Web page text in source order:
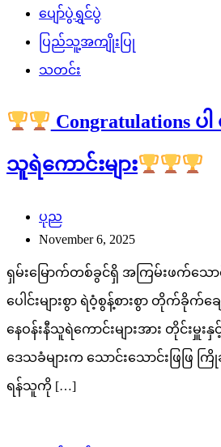
ပျော်ပွဲရွှင်ပွဲ
ပြည်သူ့အကျိုးပြု
သတင်း
Congratulations ပါ
သူရဲကောင်းများ
ပုည
November 6, 2025
ရှမ်းမြောက်တစ်ခွင်ရှိ အကြမ်းဖက်သေ
ပေါင်းများစွာ ရဲဝံ့စွန့်စားစွာ တိုက်ခိုက်ခ
နေဝန်းနီသူရဲကောင်းများအား တိုင်းမှူးနှင့်
ဒေသခံများက သောင်းသောင်းဖြဖြ
ရန်သူကို […]